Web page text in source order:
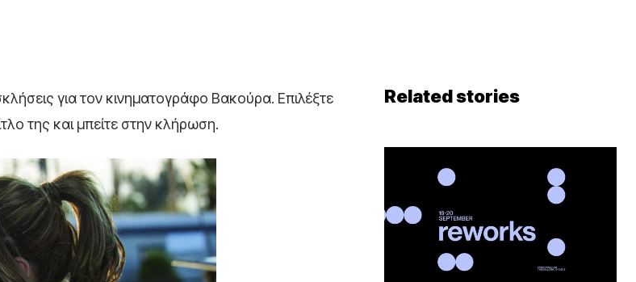
για τον κινηματογράφο Βακούρα. Επιλέξτε
της και μπείτε στην κλήρωση.
Related stories